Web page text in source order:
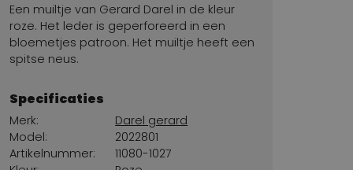
High
Marc Cain
Een muiltje van Gerard Darel in de kleur
roze. Het leder is geperforeerd in een
bloemetjes patroon. Het muiltje heeft een
spitse neus.
Specificaties
Merk:
Darel gerard
Model:
2022801
Artikelnummer:
11080-1027